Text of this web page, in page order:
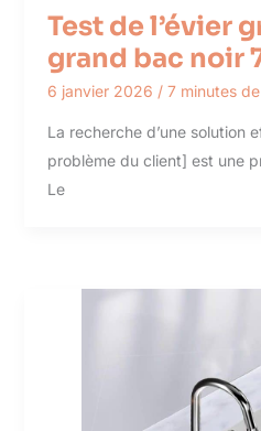
Test de l’évier
grand bac noir
6 janvier 2026 / 7 minutes
La recherche d’une solution
problème du client] est une
Le